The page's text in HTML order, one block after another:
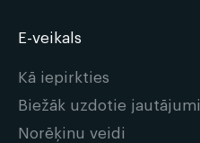
E-veikals
Kā iepirkties
Biežāk uzdotie jautājumi
Norēķinu veidi